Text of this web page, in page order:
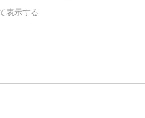
えない。違和感を感じた和宏は両
表示する